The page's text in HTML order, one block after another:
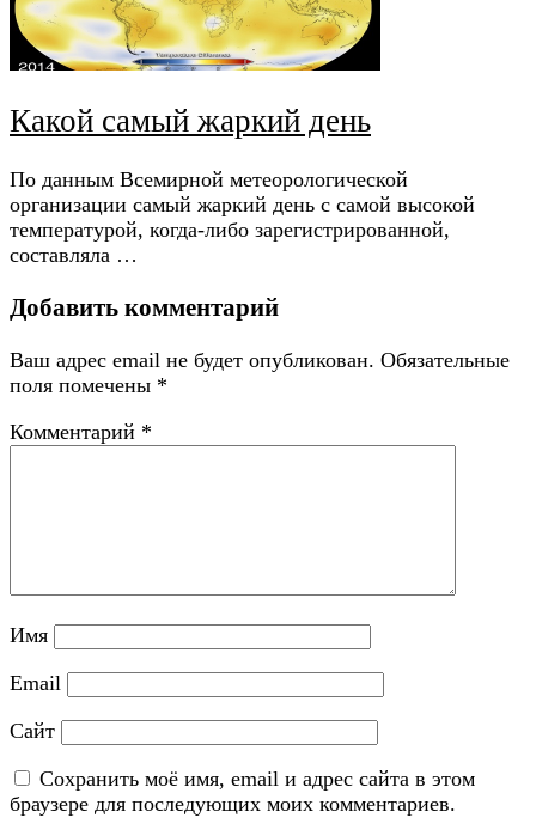
Какой самый жаркий день
По данным Всемирной метеорологической
организации самый жаркий день с самой высокой
температурой, когда-либо зарегистрированной,
составляла …
Добавить комментарий
Ваш адрес email не будет опубликован. Обязательные
поля помечены *
Комментарий *
Имя
Email
Сайт
Сохранить моё имя, email и адрес сайта в этом
браузере для последующих моих комментариев.